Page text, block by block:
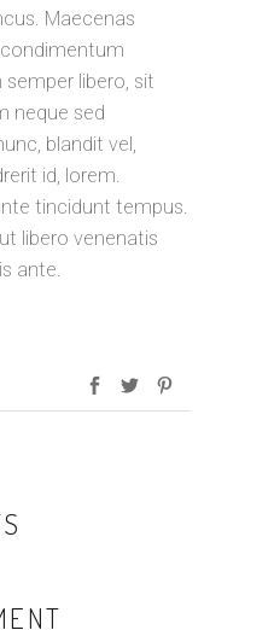
Maecenas
libero, sit
neque sed
blandit vel,
id, lorem.
tincidunt tempus.
libero venenatis
ante.